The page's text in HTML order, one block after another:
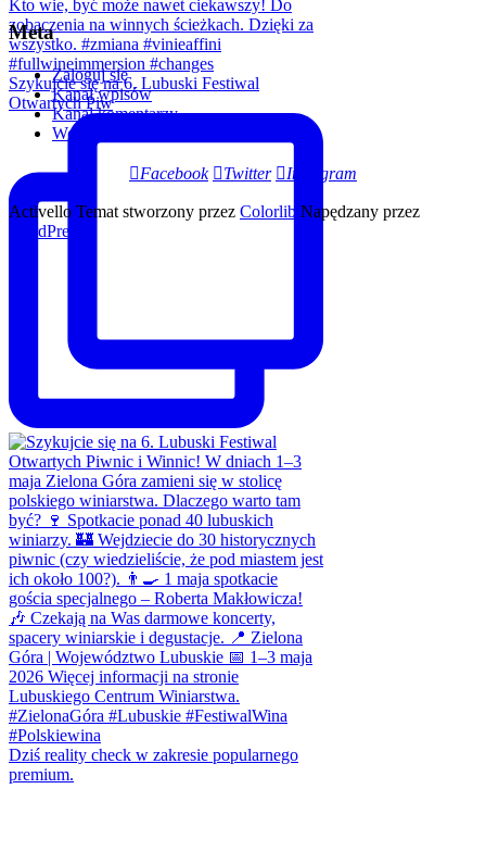
Szykujcie się na 6. Lubuski Festiwal
Otwartych Piw
Dziś reality check w zakresie popularnego
premium.
Meta
Zaloguj się
Kanał wpisów
Kanał komentarzy
WordPress.org
Facebook Twitter Instagram
Activello Temat stworzony przez Colorlib Napędzany przez
WordPress